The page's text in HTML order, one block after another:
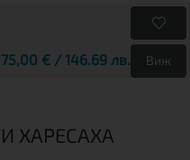
75,00 € / 146.69 лв. Виж
ХАРЕСАХА